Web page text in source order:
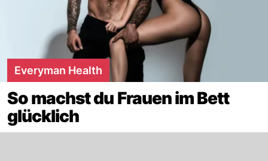
Everyman Health
So machst du Frauen im Bett
glücklich